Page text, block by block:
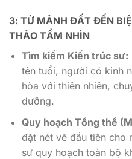
3: TỪ MẢNH ĐẤT ĐẾN
THẢO TẦM NHÌN
Tìm kiếm Kiến trúc sư:
tên tuổi, người có kinh
hòa với thiên nhiên,
dưỡng.
Quy hoạch Tổng thể
đặt nét vẽ đầu tiên cho
sư quy hoạch toàn bộ